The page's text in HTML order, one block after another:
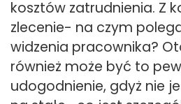
kosztów zatrudnienia. Z
zlecenie- na czym
widzenia pracownika?
również może być to
udogodnienie, gdyż nie